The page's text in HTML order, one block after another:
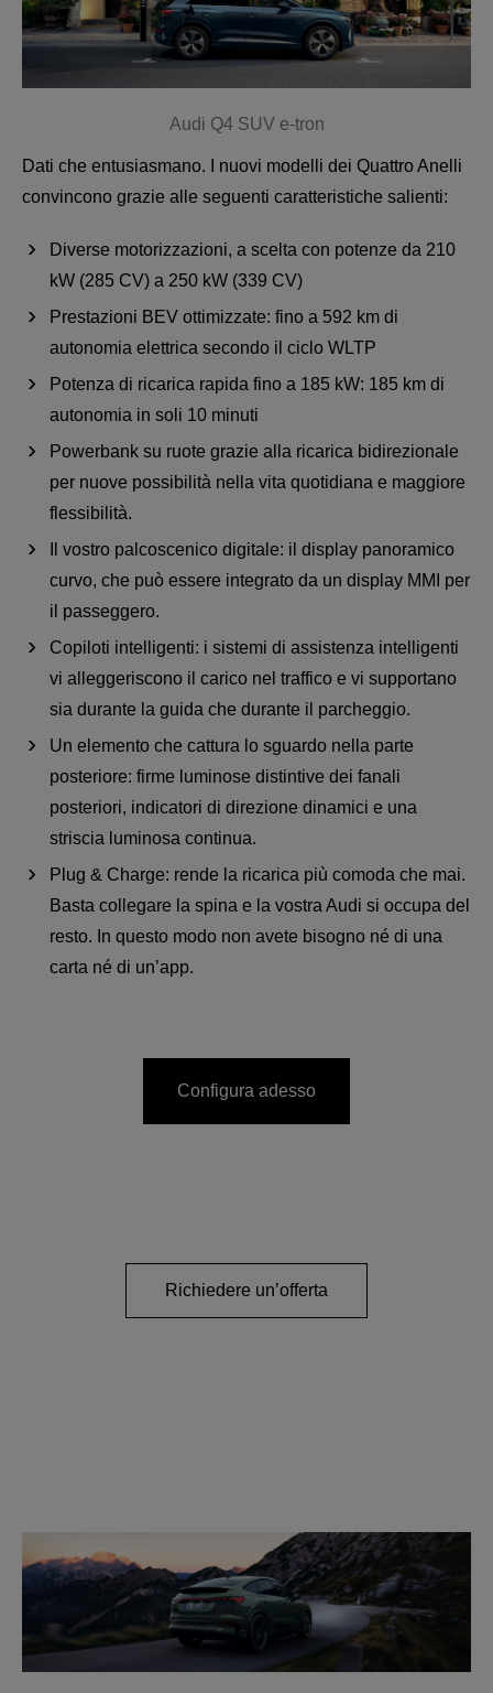
Audi Q4 SUV e-tron
Dati che entusiasmano. I nuovi modelli dei Quattro Anelli
convincono grazie alle seguenti caratteristiche salienti:
Diverse motorizzazioni, a scelta con potenze da 210
kW (285 CV) a 250 kW (339 CV)
Prestazioni BEV ottimizzate: fino a 592 km di
autonomia elettrica secondo il ciclo WLTP
Potenza di ricarica rapida fino a 185 kW: 185 km di
autonomia in soli 10 minuti
Powerbank su ruote grazie alla ricarica bidirezionale
per nuove possibilità nella vita quotidiana e maggiore
flessibilità.
Il vostro palcoscenico digitale: il display panoramico
curvo, che può essere integrato da un display MMI per
il passeggero.
Copiloti intelligenti: i sistemi di assistenza intelligenti
vi alleggeriscono il carico nel traffico e vi supportano
sia durante la guida che durante il parcheggio.
Un elemento che cattura lo sguardo nella parte
posteriore: firme luminose distintive dei fanali
posteriori, indicatori di direzione dinamici e una
striscia luminosa continua.
Plug & Charge: rende la ricarica più comoda che mai.
Basta collegare la spina e la vostra Audi si occupa del
resto. In questo modo non avete bisogno né di una
carta né di un’app.
Configura adesso
Richiedere un’offerta